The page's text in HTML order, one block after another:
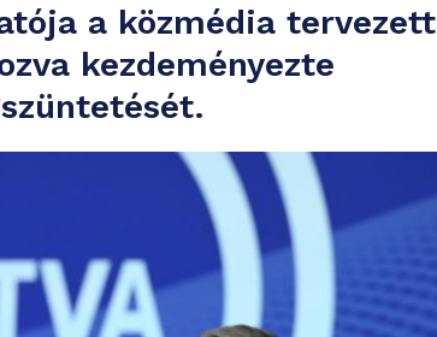
a közmédia tervezett
kezdeményezte